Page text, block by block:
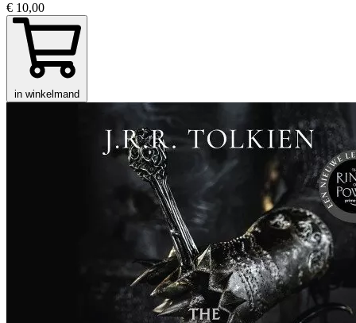
€ 10,00
in winkelmand